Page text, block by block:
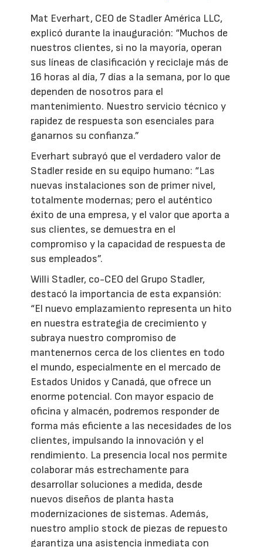
Mat Everhart, CEO de Stadler América LLC,
explicó durante la inauguración: “Muchos de
nuestros clientes, si no la mayoría, operan
sus líneas de clasificación y reciclaje más de
16 horas al día, 7 días a la semana, por lo que
dependen de nosotros para el
mantenimiento. Nuestro servicio técnico y
rapidez de respuesta son esenciales para
ganarnos su confianza.”
Everhart subrayó que el verdadero valor de
Stadler reside en su equipo humano: “Las
nuevas instalaciones son de primer nivel,
totalmente modernas; pero el auténtico
éxito de una empresa, y el valor que aporta a
sus clientes, se demuestra en el
compromiso y la capacidad de respuesta de
sus empleados”.
Willi Stadler, co-CEO del Grupo Stadler,
destacó la importancia de esta expansión:
“El nuevo emplazamiento representa un hito
en nuestra estrategia de crecimiento y
subraya nuestro compromiso de
mantenernos cerca de los clientes en todo
el mundo, especialmente en el mercado de
Estados Unidos y Canadá, que ofrece un
enorme potencial. Con mayor espacio de
oficina y almacén, podremos responder de
forma más eficiente a las necesidades de los
clientes, impulsando la innovación y el
rendimiento. La presencia local nos permite
colaborar más estrechamente para
desarrollar soluciones a medida, desde
nuevos diseños de planta hasta
modernizaciones de sistemas. Además,
nuestro amplio stock de piezas de repuesto
garantiza una asistencia inmediata con